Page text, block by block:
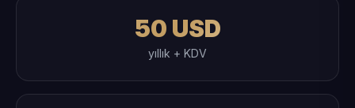
50 USD
yıllık + KDV